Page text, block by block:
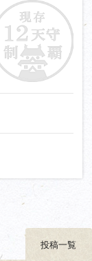
投稿一覧